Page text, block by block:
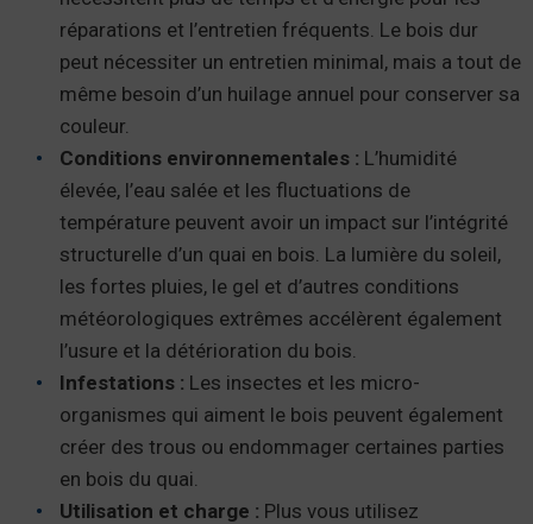
réparations et l’entretien fréquents. Le bois dur
peut nécessiter un entretien minimal, mais a tout de
même besoin d’un huilage annuel pour conserver sa
couleur.
Conditions environnementales : L’humidité
élevée, l’eau salée et les fluctuations de
température peuvent avoir un impact sur l’intégrité
structurelle d’un quai en bois. La lumière du soleil,
les fortes pluies, le gel et d’autres conditions
météorologiques extrêmes accélèrent également
l’usure et la détérioration du bois.
Infestations : Les insectes et les micro-
organismes qui aiment le bois peuvent également
créer des trous ou endommager certaines parties
en bois du quai.
Utilisation et charge : Plus vous utilisez